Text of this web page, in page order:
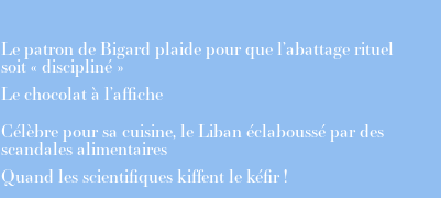
Le patron de Bigard plaide pour que l’abattage rituel
soit « discipliné »
Le chocolat à l’affiche
Célèbre pour sa cuisine, le Liban éclaboussé par des
scandales alimentaires
Quand les scientifiques kiffent le kéfir !